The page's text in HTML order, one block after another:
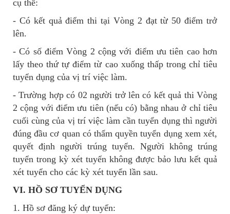
cụ thể:
- Có kết quả điểm thi tại Vòng 2 đạt từ 50 điểm trở
lên.
- Có số điểm Vòng 2 cộng với điểm ưu tiên cao hơn
lấy theo thứ tự điểm từ cao xuống thấp trong chỉ tiêu
tuyển dụng của vị trí việc làm.
- Trường hợp có 02 người trở lên có kết quả thi Vòng
2 cộng với điểm ưu tiên (nếu có) bằng nhau ở chỉ tiêu
cuối cùng của vị trí việc làm cần tuyển dụng thì người
đúng đầu cơ quan có thẩm quyền tuyển dụng xem xét,
quyết định người trúng tuyển. Người không trúng
tuyển trong kỳ xét tuyển không được bảo lưu kết quả
xét tuyển cho các kỳ xét tuyển lần sau.
VI. HỒ SƠ TUYỂN DỤNG
1. Hồ sơ đăng ký dự tuyển: